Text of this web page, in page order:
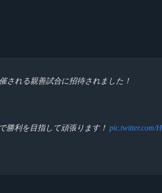
される親善試合に招待されました！
勝利を目指して頑張ります！ pic.twitter.com/